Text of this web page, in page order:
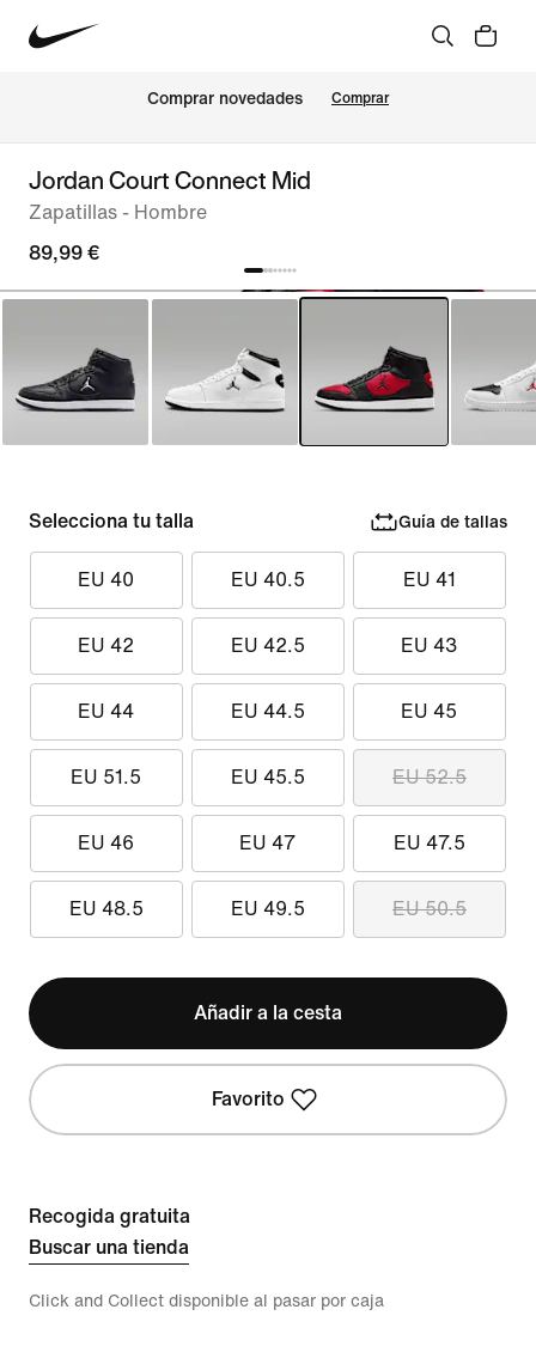
Comprar novedades Comprar
Jordan Court Connect Mid
Zapatillas - Hombre
89,99 €
Selecciona tu talla Guía de tallas
EU 40 EU 40.5 EU 41
EU 42 EU 42.5 EU 43
EU 44 EU 44.5 EU 45
EU 51.5 EU 45.5 EU 52.5
EU 46 EU 47 EU 47.5
EU 48.5 EU 49.5 EU 50.5
Añadir a la cesta
Favorito
Recogida gratuita
Buscar una tienda
Click and Collect disponible al pasar por caja